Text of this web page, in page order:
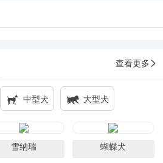
查看更多
中型犬 大型犬
雪纳瑞 蝴蝶犬